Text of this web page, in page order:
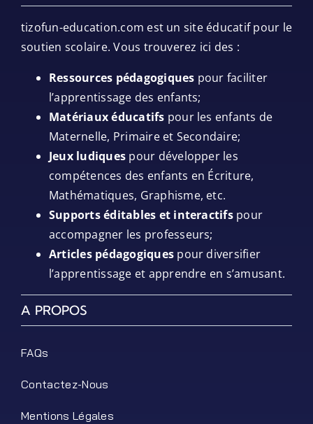
tizofun-education.com est un site éducatif pour le
soutien scolaire. Vous trouverez ici des :
Ressources pédagogiques pour faciliter
l’apprentissage des enfants;
Matériaux éducatifs pour les enfants de
Maternelle, Primaire et Secondaire;
Jeux ludiques pour développer les
compétences des enfants en Écriture,
Mathématiques, Graphisme, etc.
Supports éditables et interactifspour
accompagner les professeurs;
Articles pédagogiques pour diversifier
l’apprentissage et apprendre en s’amusant.
A PROPOS
FAQs
Contactez-Nous
Mentions Légales